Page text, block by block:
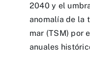
2040 y el
anomalía de la
mar (TSM) por
anuales